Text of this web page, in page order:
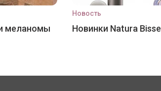
меланомы
Новость
Новинки Natura Bisse